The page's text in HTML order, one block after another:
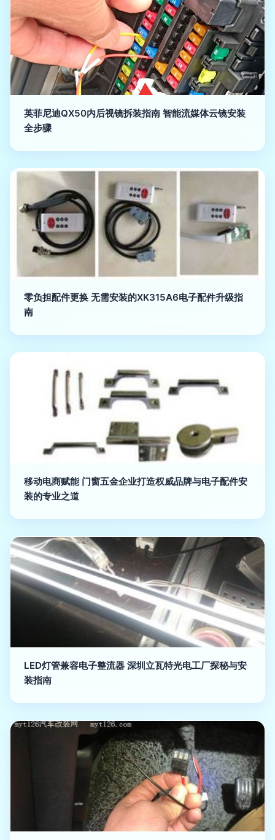
英菲尼迪QX50内后视镜拆装指南 智能流媒体云镜安装
全步骤
零负担配件更换 无需安装的XK315A6电子配件升级指
南
移动电商赋能 门窗五金企业打造权威品牌与电子配件安
装的专业之道
LED灯管兼容电子整流器 深圳立瓦特光电工厂探秘与安
装指南